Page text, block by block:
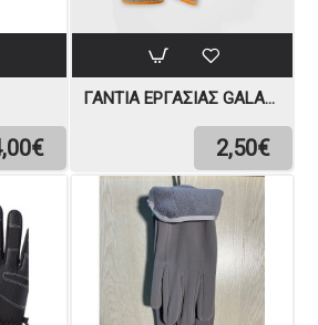
ΓΆΝΤΙΑ ΕΡΓΑΣΊΑΣ GALAXY SIRIUS
2,50€